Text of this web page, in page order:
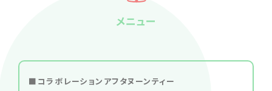
メニュー
■コラボレーションアフタヌーンティー